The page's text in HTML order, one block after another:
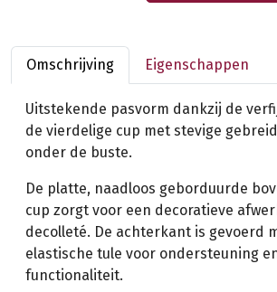
Omschrijving Eigenschappen
Uitstekende pasvorm dankzij de
de vierdelige cup met stevige
onder de buste.
De platte, naadloos geborduurde
cup zorgt voor een decoratieve
decolleté. De achterkant is gevoerd
elastische tule voor ondersteuning
functionaliteit.